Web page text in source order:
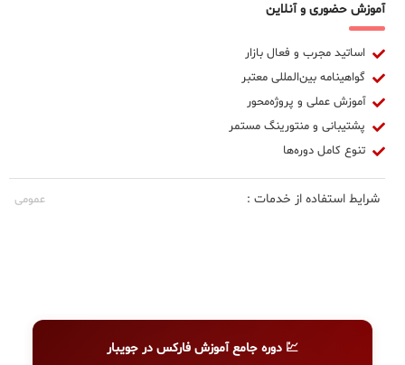
آموزش حضوری و آنلاین
اساتید مجرب و فعال بازار
گواهینامه بین‌المللی معتبر
آموزش عملی و پروژه‌محور
پشتیبانی و منتورینگ مستمر
تنوع کامل دوره‌ها
شرایط استفاده از خدمات : عمومی
💹 دوره جامع آموزش فارکس در جویبار